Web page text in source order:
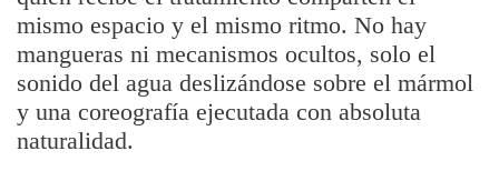
mismo espacio y el mismo ritmo. No hay
mangueras ni mecanismos ocultos, solo el
sonido del agua deslizándose sobre el mármol
y una coreografía ejecutada con absoluta
naturalidad.